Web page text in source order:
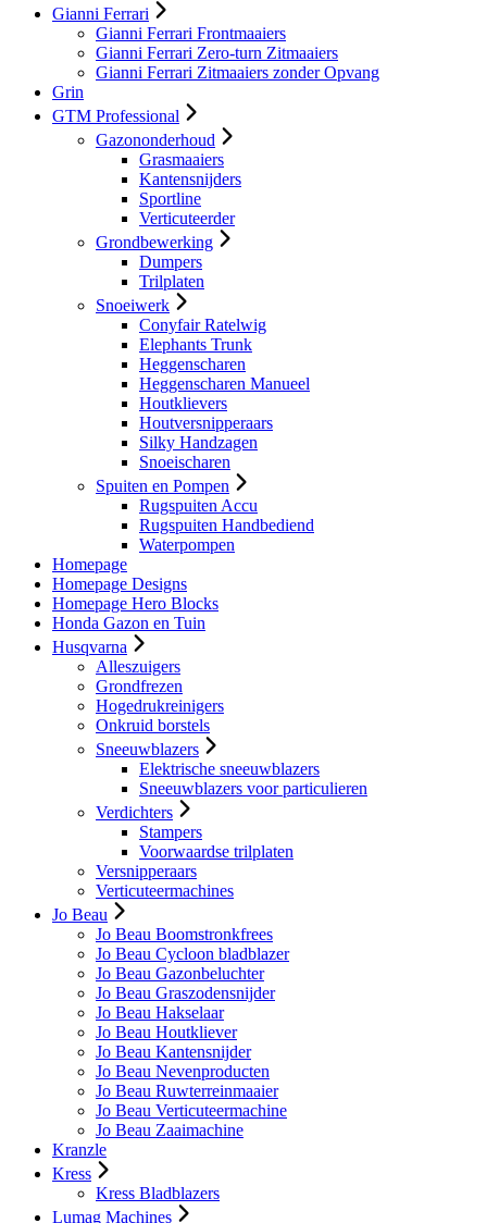
Gianni Ferrari
Gianni Ferrari Frontmaaiers
Gianni Ferrari Zero-turn Zitmaaiers
Gianni Ferrari Zitmaaiers zonder Opvang
Grin
GTM Professional
Gazononderhoud
Grasmaaiers
Kantensnijders
Sportline
Verticuteerder
Grondbewerking
Dumpers
Trilplaten
Snoeiwerk
Conyfair Ratelwig
Elephants Trunk
Heggenscharen
Heggenscharen Manueel
Houtklievers
Houtversnipperaars
Silky Handzagen
Snoeischaren
Spuiten en Pompen
Rugspuiten Accu
Rugspuiten Handbediend
Waterpompen
Homepage
Homepage Designs
Homepage Hero Blocks
Honda Gazon en Tuin
Husqvarna
Alleszuigers
Grondfrezen
Hogedrukreinigers
Onkruid borstels
Sneeuwblazers
Elektrische sneeuwblazers
Sneeuwblazers voor particulieren
Verdichters
Stampers
Voorwaardse trilplaten
Versnipperaars
Verticuteermachines
Jo Beau
Jo Beau Boomstronkfrees
Jo Beau Cycloon bladblazer
Jo Beau Gazonbeluchter
Jo Beau Graszodensnijder
Jo Beau Hakselaar
Jo Beau Houtkliever
Jo Beau Kantensnijder
Jo Beau Nevenproducten
Jo Beau Ruwterreinmaaier
Jo Beau Verticuteermachine
Jo Beau Zaaimachine
Kranzle
Kress
Kress Bladblazers
Lumag Machines